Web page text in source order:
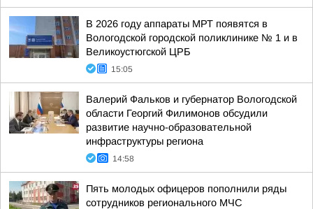
В 2026 году аппараты МРТ появятся в
Вологодской городской поликлинике № 1 и в
Великоустюгской ЦРБ
15:05
Валерий Фальков и губернатор Вологодской
области Георгий Филимонов обсудили
развитие научно-образовательной
инфраструктуры региона
14:58
Пять молодых офицеров пополнили ряды
сотрудников регионального МЧС